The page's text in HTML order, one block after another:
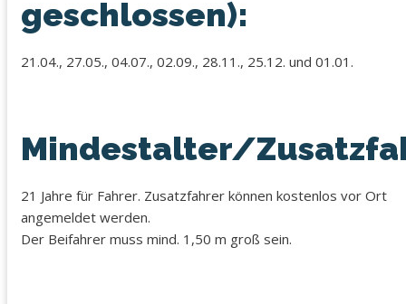
geschlossen):
21.04., 27.05., 04.07., 02.09., 28.11., 25.12. und 01.01.
Mindestalter/
21 Jahre für Fahrer. Zusatzfahrer können kostenlos vor Ort
angemeldet werden.
Der Beifahrer muss mind. 1,50 m groß sein.